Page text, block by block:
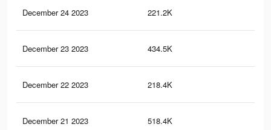
December 24 2023 221.2K
December 23 2023 434.5K
December 22 2023 218.4K
December 21 2023 518.4K